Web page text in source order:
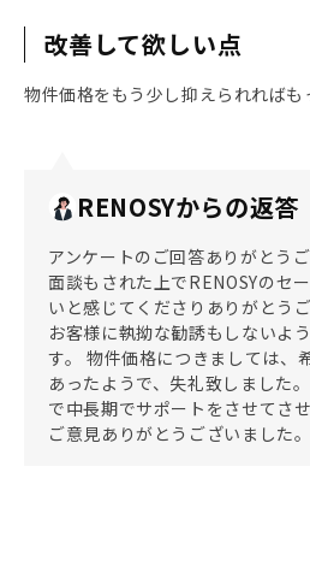
改善して欲しい点
物件価格をもう少し抑えられればも
RENOSYからの返答
アンケートのご回答ありがとう
面談もされた上でRENOSYのセ
いと感じてくださりありがとう
お客様に執拗な勧誘もしないよ
す。 物件価格につきましては、
あったようで、失礼致しました
で中長期でサポートをさせてさ
ご意見ありがとうございました。